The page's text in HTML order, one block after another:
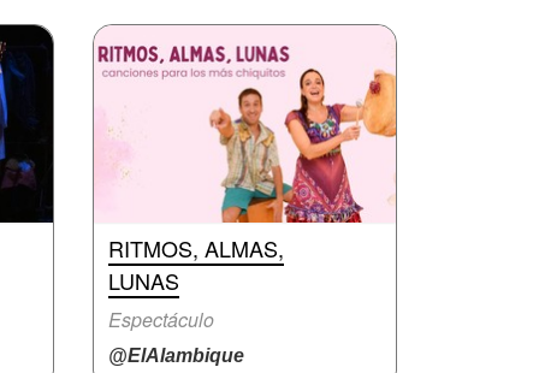
RITMOS, ALMAS,
LUNAS
Espectáculo
@ElAlambique